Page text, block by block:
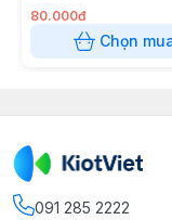
80.000đ
Chọn
091 285 2222